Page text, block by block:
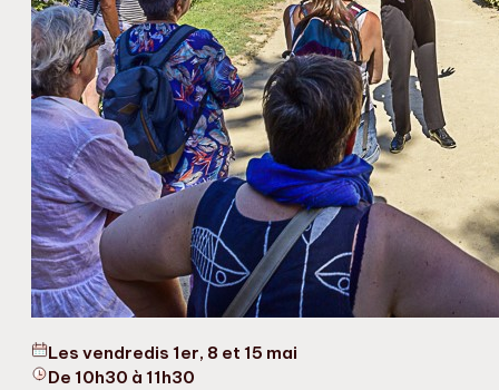
Les vendredis 1er, 8 et 15 mai
De 10h30 à 11h30